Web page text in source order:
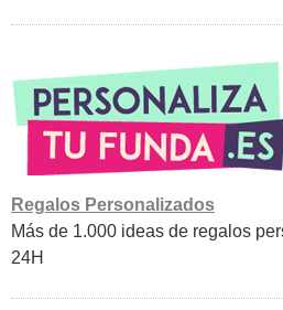
Regalos Personalizados
Más de 1.000 ideas de regalos
24H